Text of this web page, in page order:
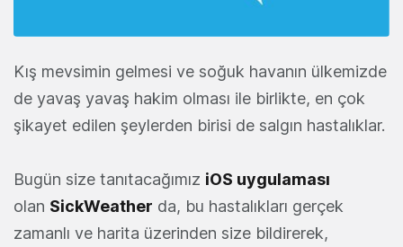
Kış mevsimin gelmesi ve soğuk havanın ülkemizde
de yavaş yavaş hakim olması ile birlikte, en çok
şikayet edilen şeylerden birisi de salgın hastalıklar.
Bugün size tanıtacağımız iOS uygulaması
olan SickWeather da, bu hastalıkları gerçek
zamanlı ve harita üzerinden size bildirerek,